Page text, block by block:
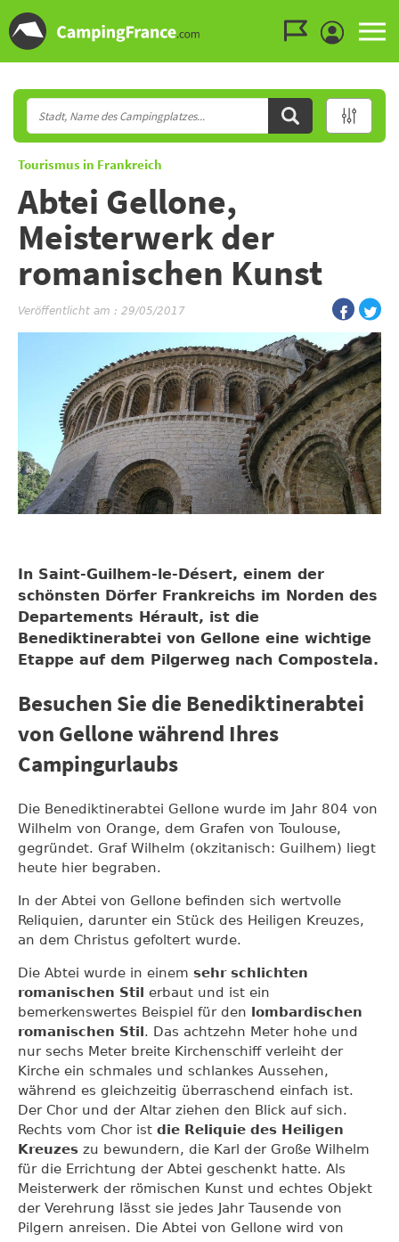
Tourismus in Frankreich
Abtei Gellone,
Meisterwerk der
romanischen Kunst
Veröffentlicht am : 29/05/2017
In Saint-Guilhem-le-Désert, einem der
schönsten Dörfer Frankreichs im Norden des
Departements Hérault, ist die
Benediktinerabtei von Gellone eine wichtige
Etappe auf dem Pilgerweg nach Compostela.
Besuchen Sie die Benediktinerabtei
von Gellone während Ihres
Campingurlaubs
Die Benediktinerabtei Gellone wurde im Jahr 804 von
Wilhelm von Orange, dem Grafen von Toulouse,
gegründet. Graf Wilhelm (okzitanisch: Guilhem) liegt
heute hier begraben.
In der Abtei von Gellone befinden sich wertvolle
Reliquien, darunter ein Stück des Heiligen Kreuzes,
an dem Christus gefoltert wurde.
Die Abtei wurde in einem sehr schlichten
romanischen Stil erbaut und ist ein
bemerkenswertes Beispiel für den lombardischen
romanischen Stil. Das achtzehn Meter hohe und
nur sechs Meter breite Kirchenschiff verleiht der
Kirche ein schmales und schlankes Aussehen,
während es gleichzeitig überraschend einfach ist.
Der Chor und der Altar ziehen den Blick auf sich.
Rechts vom Chor ist die Reliquie des Heiligen
Kreuzes zu bewundern, die Karl der Große Wilhelm
für die Errichtung der Abtei geschenkt hatte. Als
Meisterwerk der römischen Kunst und echtes Objekt
der Verehrung lässt sie jedes Jahr Tausende von
Pilgern anreisen. Die Abtei von Gellone wird von